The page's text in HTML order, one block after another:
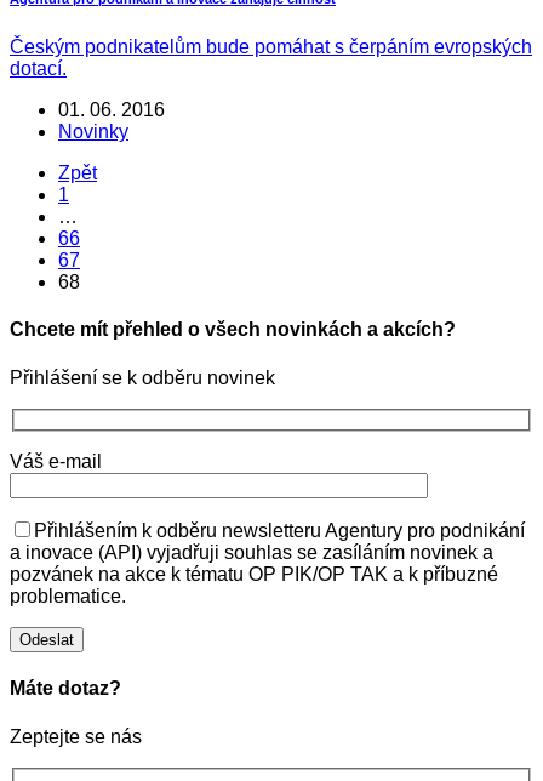
Českým podnikatelům bude pomáhat s čerpáním evropských
dotací.
01. 06. 2016
Novinky
Zpět
1
…
66
67
68
Chcete mít přehled o všech novinkách a akcích?
Přihlášení se k odběru novinek
Váš e-mail
Přihlášením k odběru newsletteru Agentury pro podnikání
a inovace (API) vyjadřuji souhlas se zasíláním novinek a
pozvánek na akce k tématu OP PIK/OP TAK a k příbuzné
problematice.
Máte dotaz?
Zeptejte se nás